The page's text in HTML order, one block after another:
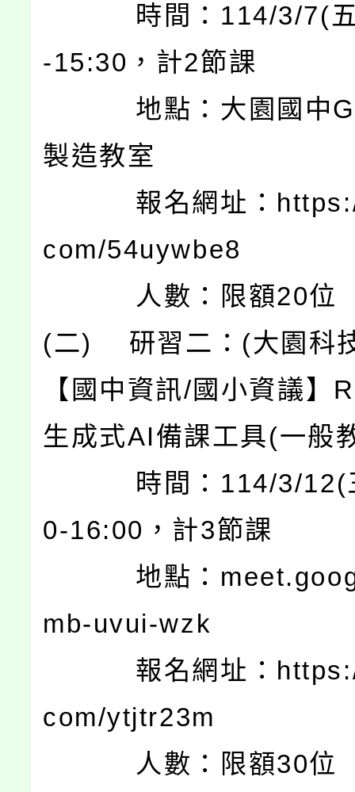
時間：114/3/7(五)
-15:30，計2節課
地點：大園國中G
製造教室
報名網址：
com/54uywbe8
人數：限額20位
(二) 研習二：(大園科
【國中資訊/國小資議】
生成式AI備課工具(一般
時間：114/3/12(
0-16:00，計3節課
地點：
mb-uvui-wzk
報名網址：
com/ytjtr23m
人數：限額30位